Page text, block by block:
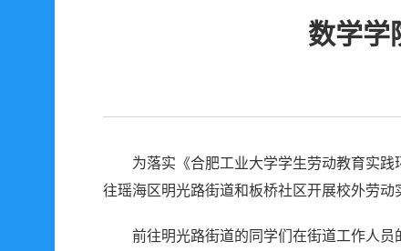
数学学
为落实《合肥工业大学学生劳动教育实
往瑶海区明光路街道和板桥社区开展校外劳动
前往明光路街道的同学们在街道工作人